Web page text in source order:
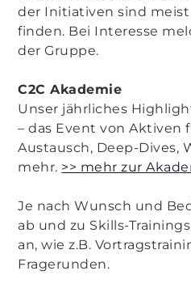
der Initiativen sind meist
finden. Bei Interesse
der Gruppe.
C2C Akademie
Unser jährliches
– das Event von Aktiven
Austausch, Deep-Dives,
mehr. >> mehr zur
Je nach Wunsch und
ab und zu Skills-
an, wie z.B.
Fragerunden.